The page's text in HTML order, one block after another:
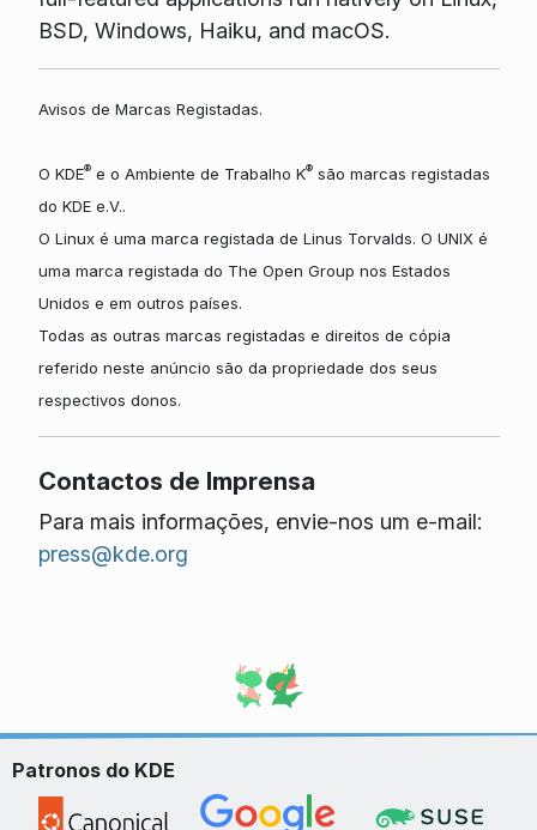
BSD, Windows, Haiku, and macOS.
Avisos de Marcas Registadas.
O KDE®e o Ambiente de Trabalho K®são marcas registadas
do KDE e.V..
O Linux é uma marca registada de Linus Torvalds. O UNIX é
uma marca registada do The Open Group nos Estados
Unidos e em outros países.
Todas as outras marcas registadas e direitos de cópia
referido neste anúncio são da propriedade dos seus
respectivos donos.
Contactos de Imprensa
Para mais informações, envie-nos um e-mail:
press@kde.org
Patronos do KDE